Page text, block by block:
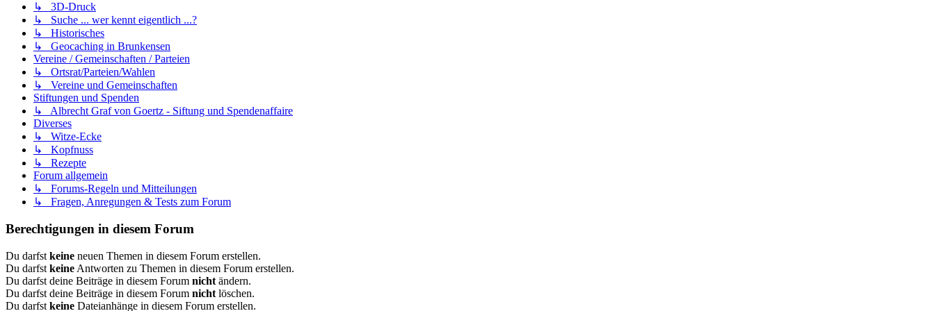
↳ 3D-Druck
↳ Suche ... wer kennt eigentlich ...?
↳ Historisches
↳ Geocaching in Brunkensen
Vereine / Gemeinschaften / Parteien
↳ Ortsrat/Parteien/Wahlen
↳ Vereine und Gemeinschaften
Stiftungen und Spenden
↳ Albrecht Graf von Goertz - Siftung und Spendenaffaire
Diverses
↳ Witze-Ecke
↳ Kopfnuss
↳ Rezepte
Forum allgemein
↳ Forums-Regeln und Mitteilungen
↳ Fragen, Anregungen & Tests zum Forum
Berechtigungen in diesem Forum
Du darfst keine neuen Themen in diesem Forum erstellen.
Du darfst keine Antworten zu Themen in diesem Forum erstellen.
Du darfst deine Beiträge in diesem Forum nicht ändern.
Du darfst deine Beiträge in diesem Forum nicht löschen.
Du darfst keine Dateianhänge in diesem Forum erstellen.